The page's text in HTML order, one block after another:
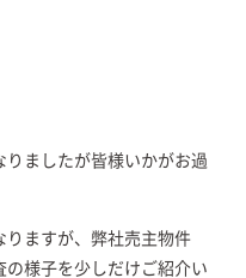
ましたが皆様いかがお過
りますが、弊社売主物件
の様子を少しだけご紹介い